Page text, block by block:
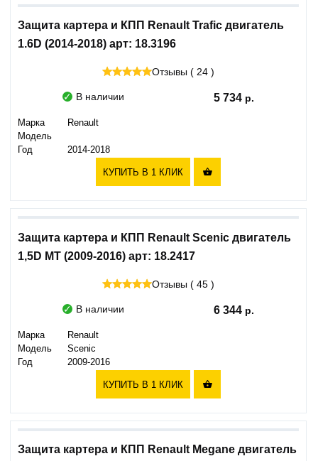
Защита картера и КПП Renault Trafic двигатель
1.6D (2014-2018) арт: 18.3196
Отзывы ( 24 )
В наличии 5 734
Марка
Renault
Модель
Год
2014-2018
КУПИТЬ В 1 КЛИК 
Защита картера и КПП Renault Scenic двигатель
1,5D МТ (2009-2016) арт: 18.2417
Отзывы ( 45 )
В наличии 6 344
Марка
Renault
Модель
Scenic
Год
2009-2016
КУПИТЬ В 1 КЛИК 
Защита картера и КПП Renault Megane двигатель